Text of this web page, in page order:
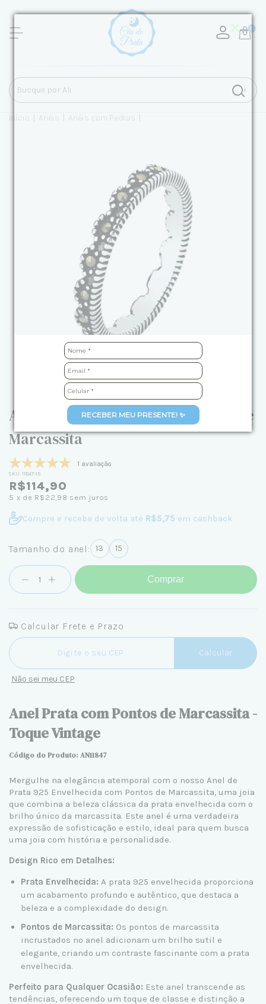
RECEBER MEU PRESENTE! ✨
0
Início Anéis Anéis com Pedras
Anel de Prata Envelhecida Pontos de
Marcassita
1 avaliação
SKU: 11847-15
R$114,90
5 x de R$22,98 sem juros
Compre e receba de volta até R$5,75 em cashback
Tamanho do anel: 13 15
Comprar
Calcular Frete e Prazo
Entregas para o CEP:
Calcular
Não sei meu CEP
Anel Prata com Pontos de Marcassita -
Toque Vintage
Código do Produto: AN11847
Mergulhe na elegância atemporal com o nosso Anel de
Prata 925 Envelhecida com Pontos de Marcassita, uma joia
que combina a beleza clássica da prata envelhecida com o
brilho único da marcassita. Este anel é uma verdadeira
expressão de sofisticação e estilo, ideal para quem busca
uma joia com história e personalidade.
Design Rico em Detalhes:
Prata Envelhecida: A prata 925 envelhecida proporciona
um acabamento profundo e autêntico, que destaca a
beleza e a complexidade do design.
Pontos de Marcassita: Os pontos de marcassita
incrustados no anel adicionam um brilho sutil e
elegante, criando um contraste fascinante com a prata
envelhecida.
Perfeito para Qualquer Ocasião: Este anel transcende as
tendências, oferecendo um toque de classe e distinção a